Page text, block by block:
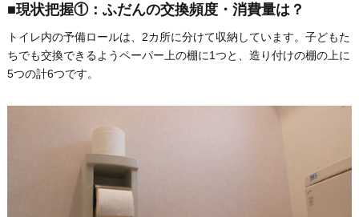
■現状把握①：ふだんの交換頻度・消費量は？
トイレ内の予備ロールは、2カ所に分けて収納しています。⼦どもた
ちでも交換できるようペーパー上の棚に1つと、造り付けの棚の上に
5つの計6つです。